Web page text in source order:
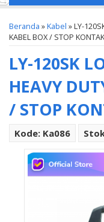
Beranda »Kabel »LY-
KABEL BOX / STOP
LY-120SK
HEAVY
/ STOP
Kode: Ka086